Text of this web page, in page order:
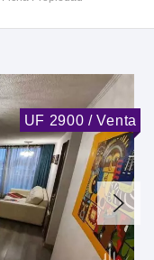
UF 2900 / Venta